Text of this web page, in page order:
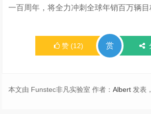
一百周年，将全力冲刺全球年销百万辆目
赞 (12) 赏
本文由 Funstec非凡实验室 作者：Albert 发表